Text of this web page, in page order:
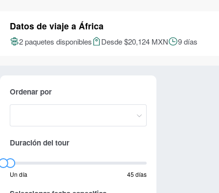
Datos de viaje a África
2 paquetes disponibles Desde $20,124 MXN 9 días
Ordenar por
Duración del tour
Un día 45 días